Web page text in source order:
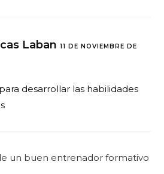
Laban11 DE NOVIEMBRE DE
desarrollar las habilidades
un buen entrenador formativo